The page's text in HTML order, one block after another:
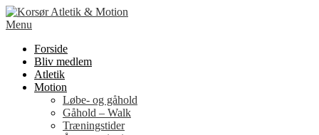
Spring
til
Menu
Forside
Bliv medlem
Atletik
Motion
Løbe- og gåhold
Gåhold – Walk
Træningstider